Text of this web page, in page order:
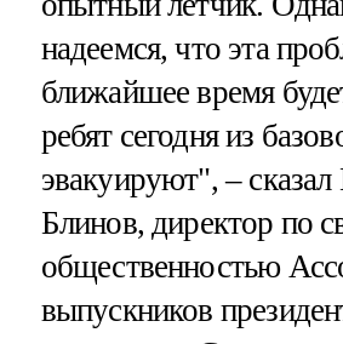
надеемся, что эта
ближайшее время
ребят сегодня из
эвакуируют", –
Блинов, директор по
общественностью
выпускников